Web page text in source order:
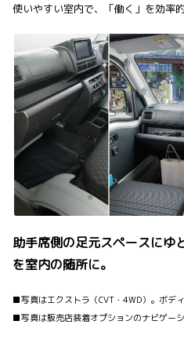
使いやすい室内で、「働く」を効率的
助手席側の足元スペースにゆ
を室内の随所に。
■写真はエクストラ（CVT・4WD）。ボデ
■写真は販売店装着オプションのナビゲー